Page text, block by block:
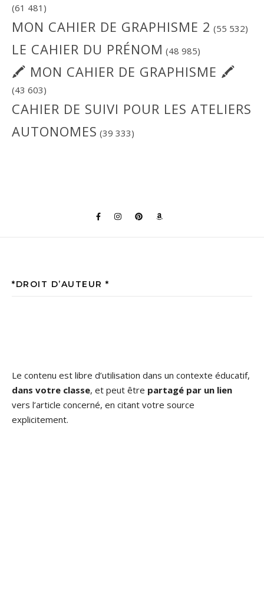
(61 481)
MON CAHIER DE GRAPHISME 2 (55 532)
LE CAHIER DU PRÉNOM (48 985)
🖍 MON CAHIER DE GRAPHISME 🖍
(43 603)
CAHIER DE SUIVI POUR LES ATELIERS
AUTONOMES (39 333)
*DROIT D’AUTEUR *
Le contenu est libre d’utilisation dans un contexte éducatif,
dans votre classe, et peut être partagé par un lien
vers l’article concerné, en citant votre source
explicitement.